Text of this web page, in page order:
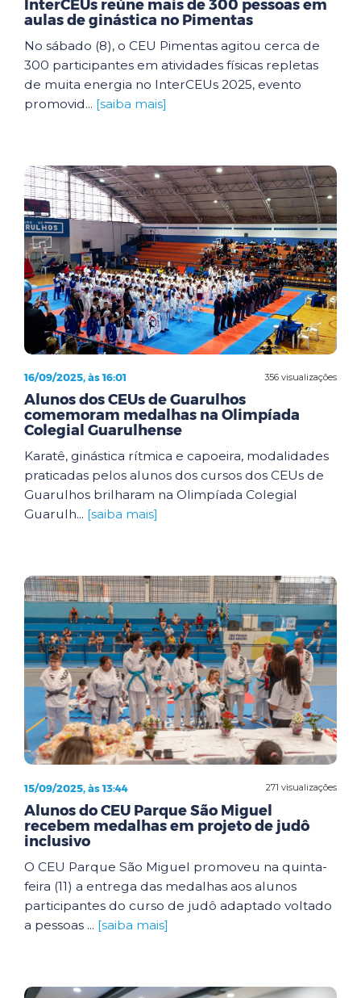
InterCEUs reúne mais de 300 pessoas em
aulas de ginástica no Pimentas
No sábado (8), o CEU Pimentas agitou cerca de
300 participantes em atividades físicas repletas
de muita energia no InterCEUs 2025, evento
promovid... [saiba mais]
356 visualizações
16/09/2025, às 16:01
Alunos dos CEUs de Guarulhos
comemoram medalhas na Olimpíada
Colegial Guarulhense
Karatê, ginástica rítmica e capoeira, modalidades
praticadas pelos alunos dos cursos dos CEUs de
Guarulhos brilharam na Olimpíada Colegial
Guarulh... [saiba mais]
271 visualizações
15/09/2025, às 13:44
Alunos do CEU Parque São Miguel
recebem medalhas em projeto de judô
inclusivo
O CEU Parque São Miguel promoveu na quinta-
feira (11) a entrega das medalhas aos alunos
participantes do curso de judô adaptado voltado
a pessoas ... [saiba mais]